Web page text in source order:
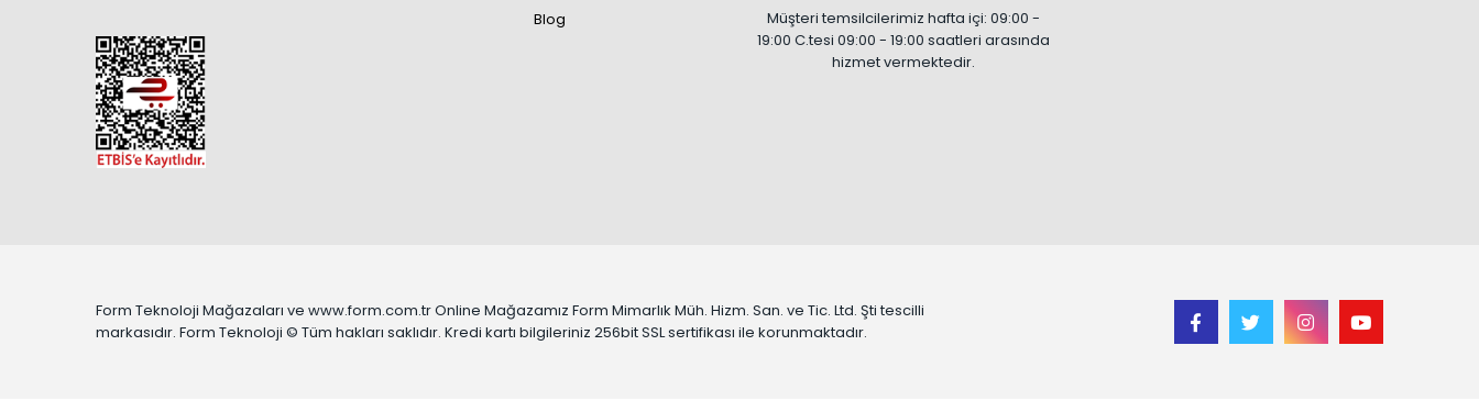
Blog
Müşteri temsilcilerimiz hafta içi: 09:00 -
19:00 C.tesi 09:00 - 19:00 saatleri arasında
hizmet vermektedir.
Form Teknoloji Mağazaları ve www.form.com.tr Online Mağazamız Form Mimarlık Müh. Hizm. San. ve Tic. Ltd. Şti tescilli
markasıdır. Form Teknoloji © Tüm hakları saklıdır. Kredi kartı bilgileriniz 256bit SSL sertifikası ile korunmaktadır.